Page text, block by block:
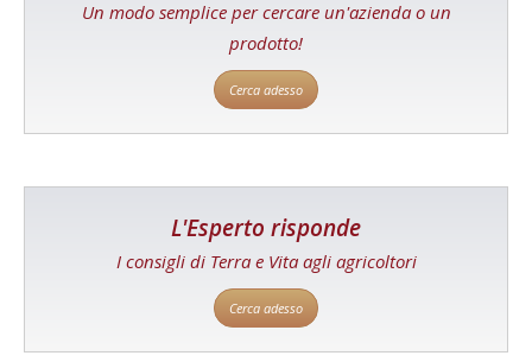
Un modo semplice per cercare un'azienda o un
prodotto!
Cerca adesso
L'Esperto risponde
I consigli di Terra e Vita agli agricoltori
Cerca adesso